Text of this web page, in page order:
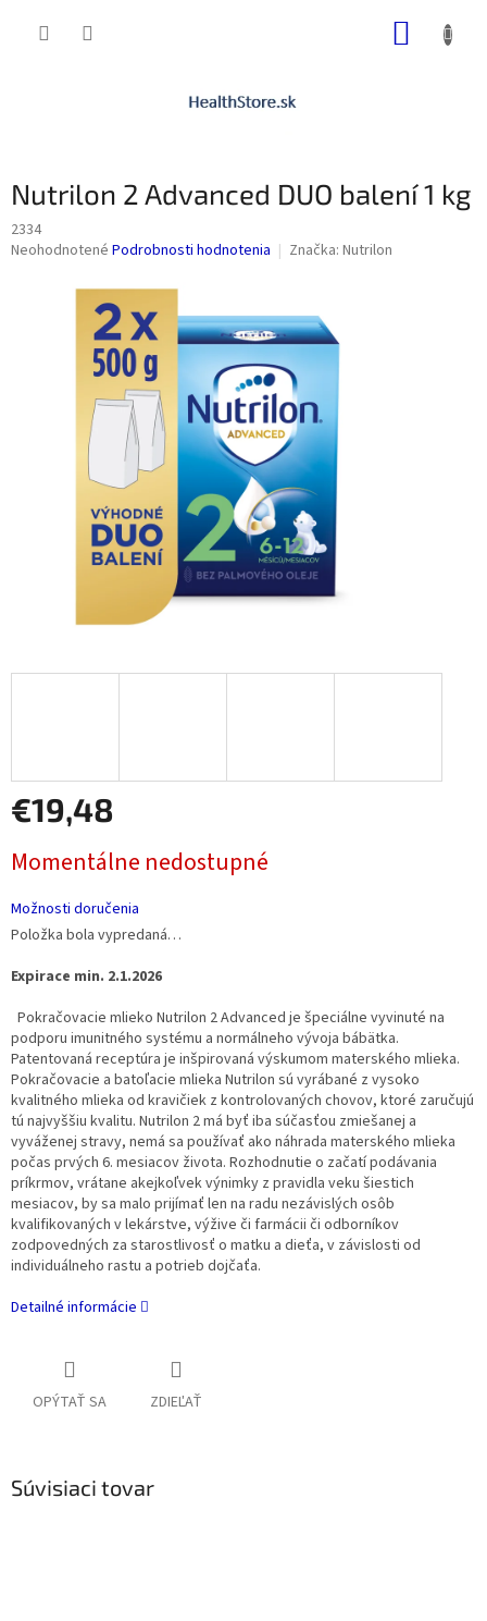
Nutrilon 2 Advanced DUO balení 1 kg
2334
Priemerné
Neohodnotené Podrobnosti hodnotenia Značka: Nutrilon
€19,48
cena:
Momentálne nedostupné
Možnosti doručenia
Položka bola vypredaná…
Expirace min. 2.1.2026
Pokračovacie mlieko Nutrilon 2 Advanced je špeciálne vyvinuté na
podporu imunitného systému a normálneho vývoja bábätka.
Patentovaná receptúra je inšpirovaná výskumom materského mlieka.
Pokračovacie a batoľacie mlieka Nutrilon sú vyrábané z vysoko
kvalitného mlieka od kravičiek z kontrolovaných chovov, ktoré zaručujú
tú najvyššiu kvalitu. Nutrilon 2 má byť iba súčasťou zmiešanej a
vyváženej stravy, nemá sa používať ako náhrada materského mlieka
počas prvých 6. mesiacov života. Rozhodnutie o začatí podávania
príkrmov, vrátane akejkoľvek výnimky z pravidla veku šiestich
mesiacov, by sa malo prijímať len na radu nezávislých osôb
kvalifikovaných v lekárstve, výžive či farmácii či odborníkov
zodpovedných za starostlivosť o matku a dieťa, v závislosti od
individuálneho rastu a potrieb dojčaťa.
Detailné informácie
OPÝTAŤ SA ZDIEĽAŤ
Súvisiaci tovar